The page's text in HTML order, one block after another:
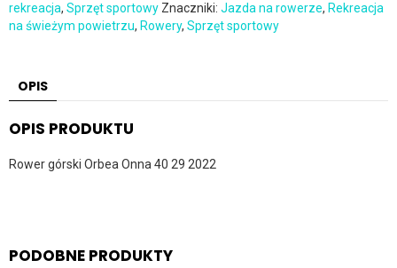
rekreacja, Sprzęt sportowy Znaczniki: Jazda na rowerze, Rekreacja
na świeżym powietrzu, Rowery, Sprzęt sportowy
OPIS
OPIS PRODUKTU
Rower górski Orbea Onna 40 29 2022
PODOBNE PRODUKTY